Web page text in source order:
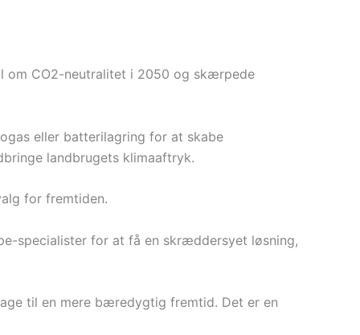
om CO2-neutralitet i 2050 og skærpede
eller batterilagring for at skabe
landbrugets klimaaftryk.
for fremtiden.
specialister for at få en skræddersyet løsning,
til en mere bæredygtig fremtid. Det er en